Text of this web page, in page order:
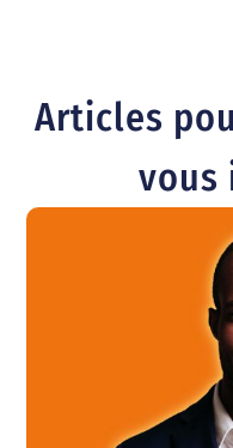
Articles
vous